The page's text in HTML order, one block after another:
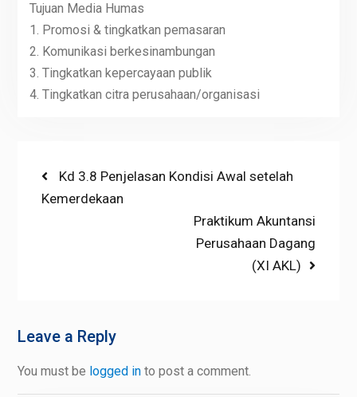
Tujuan Media Humas
1. Promosi & tingkatkan pemasaran
2. Komunikasi berkesinambungan
3. Tingkatkan kepercayaan publik
4. Tingkatkan citra perusahaan/organisasi
Post
navigation
Previous
post:
Kd 3.8 Penjelasan Kondisi Awal setelah
Kemerdekaan
Next
post:
Praktikum Akuntansi
Perusahaan Dagang
(XI AKL)
Leave a Reply
You must be logged into post a comment.